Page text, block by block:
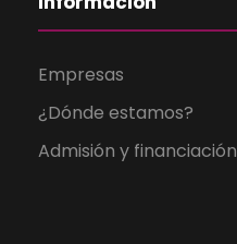
Empresas
¿Dónde estamos?
Admisión y financiación